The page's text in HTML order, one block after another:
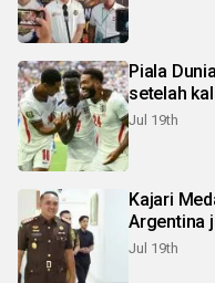
Piala
setelah
Jul 19th
Kajari
Argentina
Jul 19th